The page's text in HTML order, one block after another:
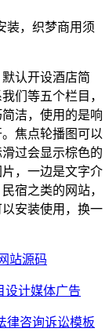
装，织梦商用须
认开设酒店简
们等五个栏目，
洁，使用的是响
焦点轮播图可以
过会显示棕色的
，一边是文字介
宿之类的网站，
安装使用，换一
站源码
设计媒体广告
律咨询诉讼模板